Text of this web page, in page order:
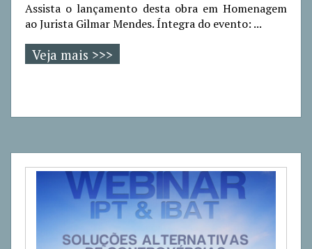
Assista o lançamento desta obra em Homenagem
ao Jurista Gilmar Mendes. Íntegra do evento: ...
Veja mais >>>